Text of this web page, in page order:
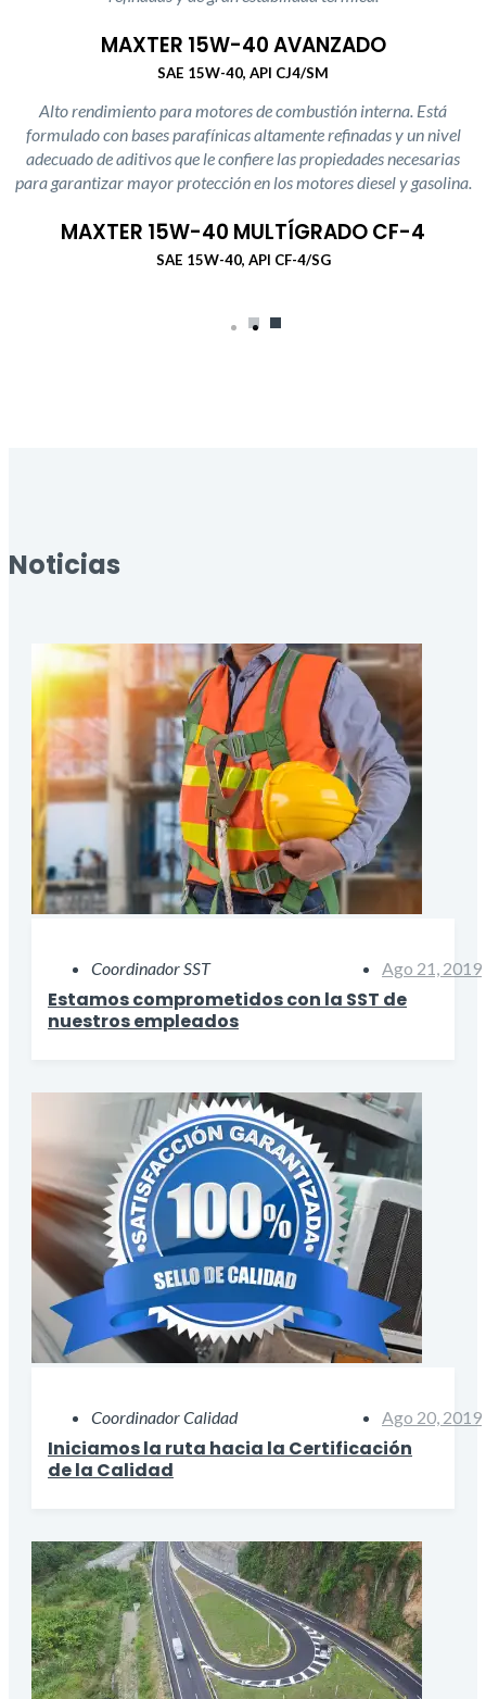
MAXTER 15W-40 AVANZADO
SAE 15W-40, API CJ4/SM
Alto rendimiento para motores de combustión interna. Está
formulado con bases parafínicas altamente refinadas y un nivel
adecuado de aditivos que le confiere las propiedades necesarias
para garantizar mayor protección en los motores diesel y gasolina.
MAXTER 15W-40 MULTÍGRADO CF-4
SAE 15W-40, API CF-4/SG
Noticias
Coordinador SST Ago 21, 2019
Estamos comprometidos con la SST de
nuestros empleados
Coordinador Calidad Ago 20, 2019
Iniciamos la ruta hacia la Certificación
de la Calidad